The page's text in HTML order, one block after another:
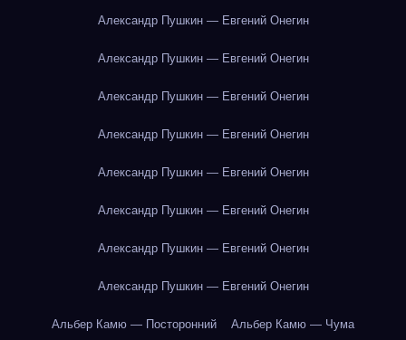
Александр Пушкин — Евгений Онегин
Александр Пушкин — Евгений Онегин
Александр Пушкин — Евгений Онегин
Александр Пушкин — Евгений Онегин
Александр Пушкин — Евгений Онегин
Александр Пушкин — Евгений Онегин
Александр Пушкин — Евгений Онегин
Александр Пушкин — Евгений Онегин
Альбер Камю — Посторонний Альбер Камю — Чума